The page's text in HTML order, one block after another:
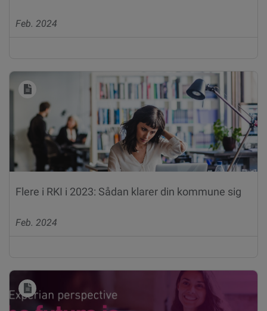
Feb. 2024
Flere i RKI i 2023: Sådan klarer din kommune sig
Feb. 2024